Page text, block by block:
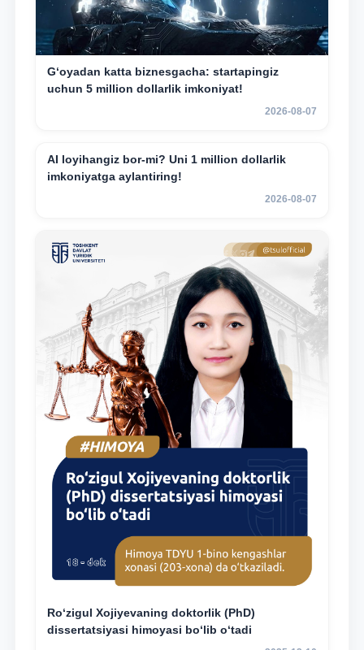
G‘oyadan katta biznesgacha: startapingiz
uchun 5 million dollarlik imkoniyat!
2026-08-07
AI loyihangiz bor-mi? Uni 1 million dollarlik
imkoniyatga aylantiring!
2026-08-07
Ro‘zigul Xojiyevaning doktorlik (PhD)
dissertatsiyasi himoyasi bo‘lib o‘tadi